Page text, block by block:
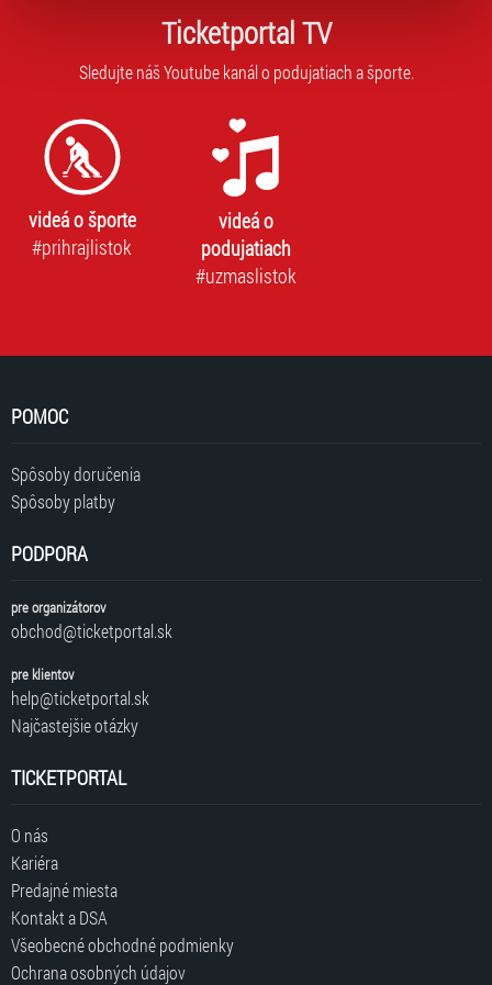
volbu můžete kdykoliv změnit v zápatí stránky v záložce
„Cookies a jejich nastavení“.
Ticketportal TV
Sledujte náš Youtube kanál o podujatiach a športe.
videá o športe
#prihrajlistok
videá o
podujatiach
#uzmaslistok
POMOC
Spôsoby doručenia
Spôsoby platby
PODPORA
pre organizátorov
obchod@ticketportal.sk
pre klientov
help@ticketportal.sk
Najčastejšie otázky
TICKETPORTAL
O nás
Kariéra
Predajné miesta
Kontakt a DSA
Všeobecné obchodné podmienky
Ochrana osobných údajov